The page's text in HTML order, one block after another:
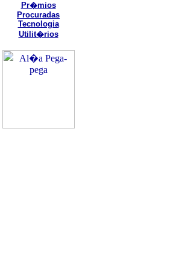
Pr�mios
Procuradas
Tecnologia
Utilit�rios